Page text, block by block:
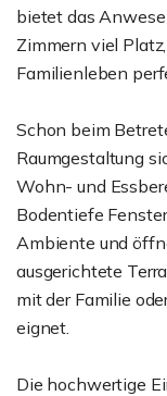
bietet das
Zimmern viel
Familienleben
Schon beim
Raumgestaltung
Wohn- und
Bodentiefe
Ambiente und
ausgerichtete
mit der Familie
eignet.
Die hochwertige